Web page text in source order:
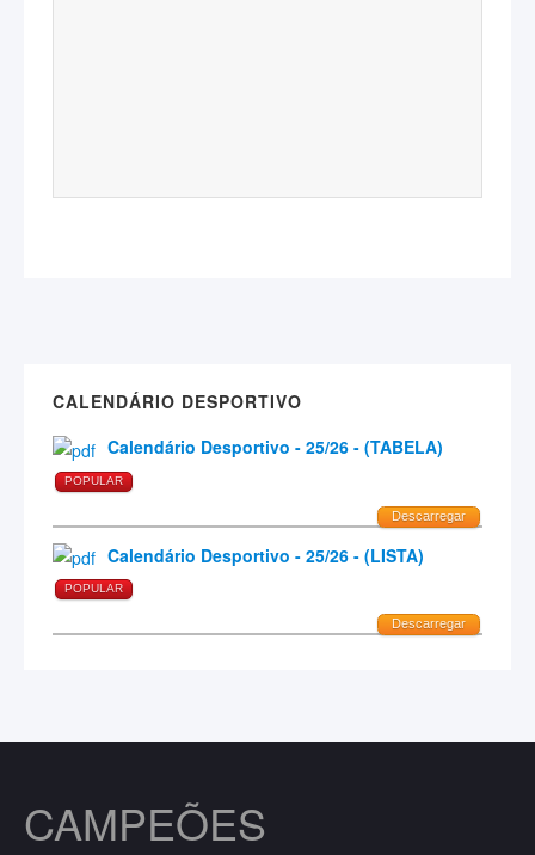
CALENDÁRIO DESPORTIVO
Calendário Desportivo - 25/26 - (TABELA)
POPULAR
Descarregar
Calendário Desportivo - 25/26 - (LISTA)
POPULAR
Descarregar
CAMPEÕES